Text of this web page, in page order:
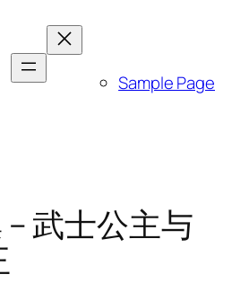
Sample Page
– 武士公主与